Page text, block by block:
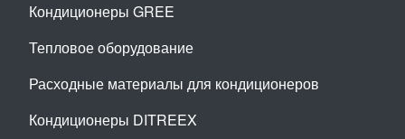
Кондиционеры GREE
Тепловое оборудование
Расходные материалы для кондиционеров
Кондиционеры DITREEX